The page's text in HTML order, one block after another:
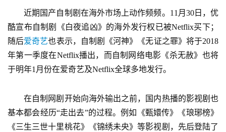
近期国产自制剧在海外市场上动作频频。11月30日，优
酷宣布自制剧《白夜追凶》的海外发行权已被Netflix买下；
随后爱奇艺也表示，自制剧《河神》《无证之罪》将于2018
年第一季度在Netflix播出，而自制网络电影《杀无赦》也将
于明年1月份在爱奇艺及Netflix全球多地发行。
在自制网剧开始向海外输出之前，国内热播的影视剧也
基本都会经历“走出去”的过程。例如《甄嬛传》《琅琊榜》
《三生三世十里桃花》《锦绣未央》等影视剧，先后登陆了